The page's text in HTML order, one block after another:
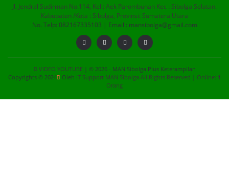
Jl. Jendral Sudirman No.114, Kel : Aek Parombunan Kec : Sibolga Selatan.
Kabupaten /Kota : Sibolga, Provinsi: Sumatera Utara
No. Telp: 082167335103 | Email : mansibolga@gmail.com
VIDEO YOUTUBE | © 2026 - MAN Sibolga Plus Keterampilan
Copyrights © 2024
Oleh IT Support MAN Sibolga All Rights Reserved | Online: 1
Orang